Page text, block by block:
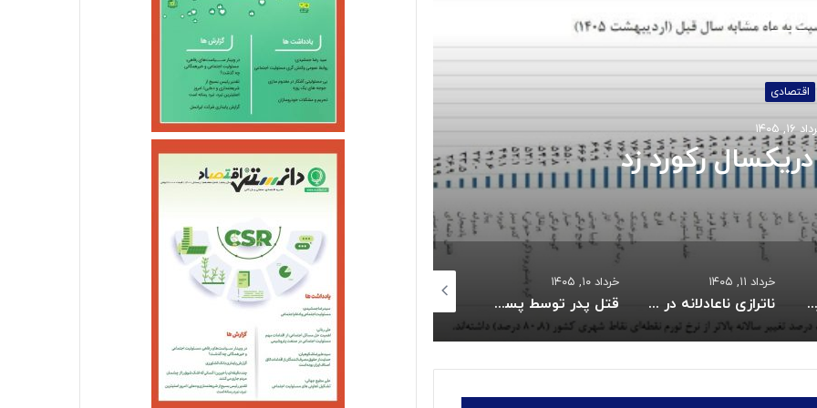
را بخوانید
اجتماعی
۱۳, ۱۴۰۵
خردادماه: ناترازی ناعادلانه در مصرف برق بخش خانگی
ناترازی ناعادلانه در مصرف برق بخش خانگی
خرداد ۱۰, ۱۴۰۵
قتل پدر توسط پسر نوجوان به خاطر بیکاری
خرداد ۱۰, ۱۴۰۵
احتمال شنیده شدن صدای انفجار کنترل شده در یزد
خرداد ۱۰, ۱۴۰۵ خرداد ۵, ۱۴۰۵